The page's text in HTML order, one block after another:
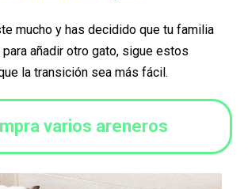
mucho y has decidido que tu familia
añadir otro gato, sigue estos
la transición sea más fácil.
varios areneros